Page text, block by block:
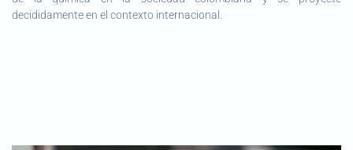
decididamente en el contexto internacional.